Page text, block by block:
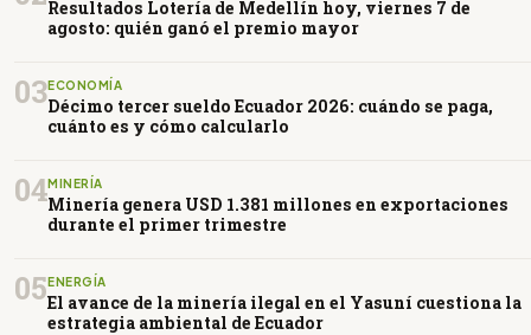
Resultados Lotería de Medellín hoy, viernes 7 de
agosto: quién ganó el premio mayor
03ECONOMÍA
Décimo tercer sueldo Ecuador 2026: cuándo se paga,
cuánto es y cómo calcularlo
04MINERÍA
Minería genera USD 1.381 millones en exportaciones
durante el primer trimestre
05ENERGÍA
El avance de la minería ilegal en el Yasuní cuestiona la
estrategia ambiental de Ecuador